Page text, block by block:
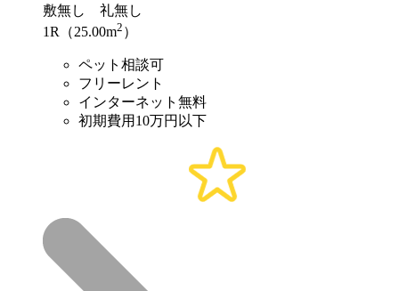
敷無し 礼無し
1R（25.00m2 ）
ペット相談可
フリーレント
インターネット無料
初期費用10万円以下